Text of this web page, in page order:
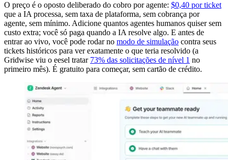
O preço é o oposto deliberado do cobro por agente: $0,40 por ticket
que a IA processa, sem taxa de plataforma, sem cobrança por
agente, sem mínimo. Adicione quantos agentes humanos quiser sem
custo extra; você só paga quando a IA resolve algo. E antes de
entrar ao vivo, você pode rodar no modo de simulação contra seus
tickets históricos para ver exatamente o que teria resolvido (a
Gridwise viu o eesel tratar 73% das solicitações de nível 1 no
primeiro mês). É gratuito para começar, sem cartão de crédito.